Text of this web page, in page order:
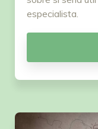
especialista.